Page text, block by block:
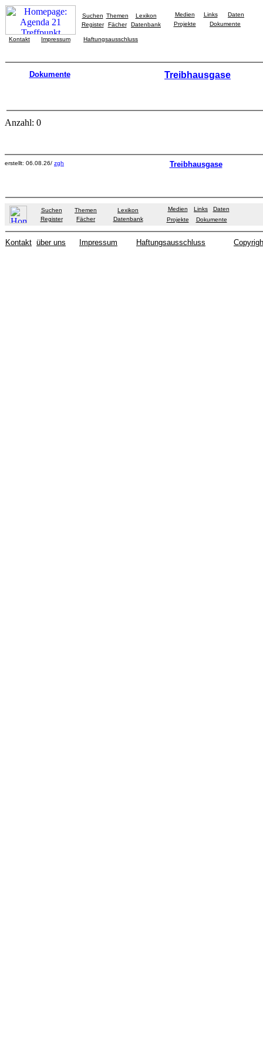
Suchen Themen
Lexikon
Register
Fächer Datenbank
Medien Links
Daten
Projekte
Dokumente
Kontakt Impressum Haftungsausschluss
Dokumente Treibhausgase
Anzahl: 0
erstellt: 06.08.26/ zgh Treibhausgase
Suchen Themen
Lexikon
Register
Fächer Datenbank
Medien Links
Daten
Projekte
Dokumente
Kontakt über uns Impressum Haftungsausschluss